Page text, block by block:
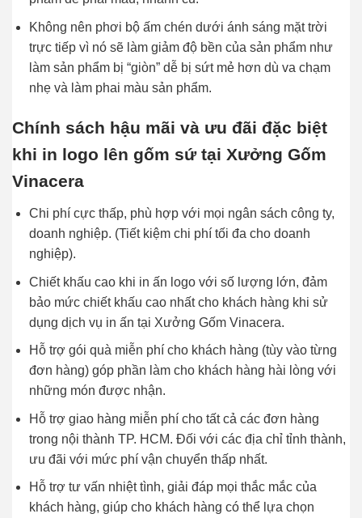
Không nên phơi bộ ấm chén dưới ánh sáng mặt trời
trực tiếp vì nó sẽ làm giảm độ bền của sản phẩm như
làm sản phẩm bị “giòn” dễ bị sứt mẻ hơn dù va chạm
nhẹ và làm phai màu sản phẩm.
Chính sách hậu mãi và ưu đãi đặc biệt
khi in logo lên gốm sứ tại Xưởng Gốm
Vinacera
Chi phí cực thấp, phù hợp với mọi ngân sách công ty,
doanh nghiệp. (Tiết kiệm chi phí tối đa cho doanh
nghiệp).
Chiết khấu cao khi in ấn logo với số lượng lớn, đảm
bảo mức chiết khấu cao nhất cho khách hàng khi sử
dụng dịch vụ in ấn tại Xưởng Gốm Vinacera.
Hỗ trợ gói quà miễn phí cho khách hàng (tùy vào từng
đơn hàng) góp phần làm cho khách hàng hài lòng với
những món được nhận.
Hỗ trợ giao hàng miễn phí cho tất cả các đơn hàng
trong nội thành TP. HCM. Đối với các địa chỉ tỉnh thành,
ưu đãi với mức phí vận chuyển thấp nhất.
Hỗ trợ tư vấn nhiệt tình, giải đáp mọi thắc mắc của
khách hàng, giúp cho khách hàng có thể lựa chọn